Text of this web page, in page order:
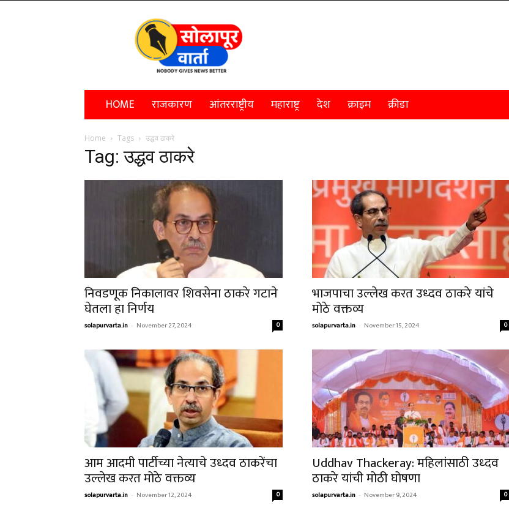
Solapur
Varta
HOME राजकारण आंतरराष्ट्रीय महाराष्ट्र देश क्राइम क्रीडा
Home Tags उद्धव ठाकरे
Tag: उद्धव ठाकरे
निवडणूक निकालावर शिवसेना ठाकरे गटाने
घेतला हा निर्णय
solapurvarta.in - November 27, 2024 0
भाजपाचा उल्लेख करत उध्दव ठाकरे यांचे
मोठे वक्तव्य
solapurvarta.in - November 15, 2024 0
आम आदमी पार्टीच्या नेत्याचे उध्दव ठाकरेंचा
उल्लेख करत मोठे वक्तव्य
solapurvarta.in - November 12, 2024 0
Uddhav Thackeray: महिलांसाठी उध्दव
ठाकरे यांची मोठी घोषणा
solapurvarta.in - November 9, 2024 0